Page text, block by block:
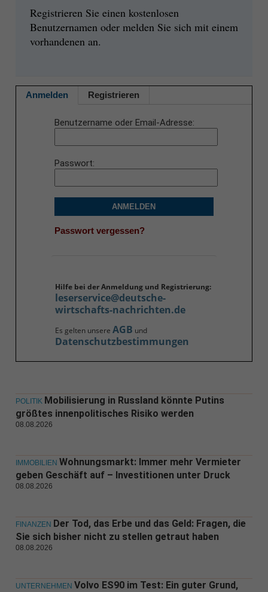
Registrieren Sie einen kostenlosen
Benutzernamen oder melden Sie sich mit einem
vorhandenen an.
Anmelden Registrieren
Benutzername oder Email-Adresse
Passwort
ANMELDEN
Passwort vergessen?
Hilfe bei der Anmeldung und Registrierung:
leserservice@deutsche-
wirtschafts-nachrichten.de
Es gelten unsere AGB und
Datenschutzbestimmungen
POLITIK Mobilisierung in Russland könnte Putins
größtes innenpolitisches Risiko werden
08.08.2026
IMMOBILIEN Wohnungsmarkt: Immer mehr Vermieter
geben Geschäft auf – Investitionen unter Druck
08.08.2026
FINANZEN Der Tod, das Erbe und das Geld: Fragen, die
Sie sich bisher nicht zu stellen getraut haben
08.08.2026
UNTERNEHMEN Volvo ES90 im Test: Ein guter Grund,